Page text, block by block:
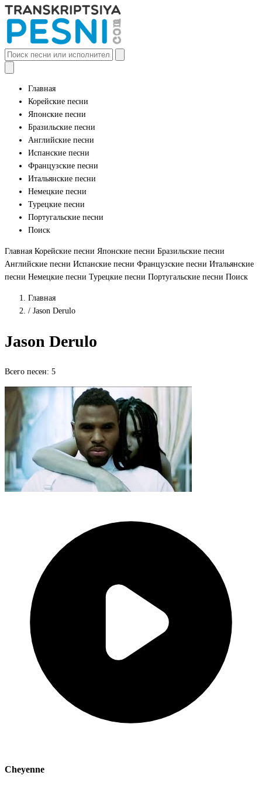
Главная
Корейские песни
Японские песни
Бразильские песни
Английские песни
Испанские песни
Французские песни
Итальянские песни
Немецкие песни
Турецкие песни
Португальские песни
Поиск
Главная Корейские песни Японские песни Бразильские песни
Английские песни Испанские песни Французские песни Итальянские
песни Немецкие песни Турецкие песни Португальские песни Поиск
Главная
/ Jason Derulo
Jason Derulo
Всего песен: 5
Cheyenne